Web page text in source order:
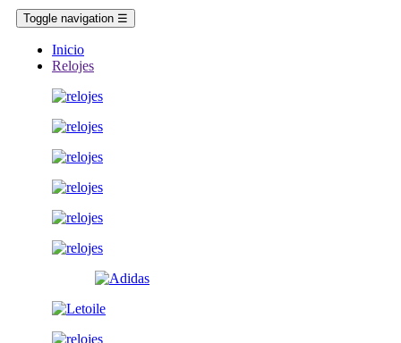
Toggle navigation ☰
Inicio
Relojes